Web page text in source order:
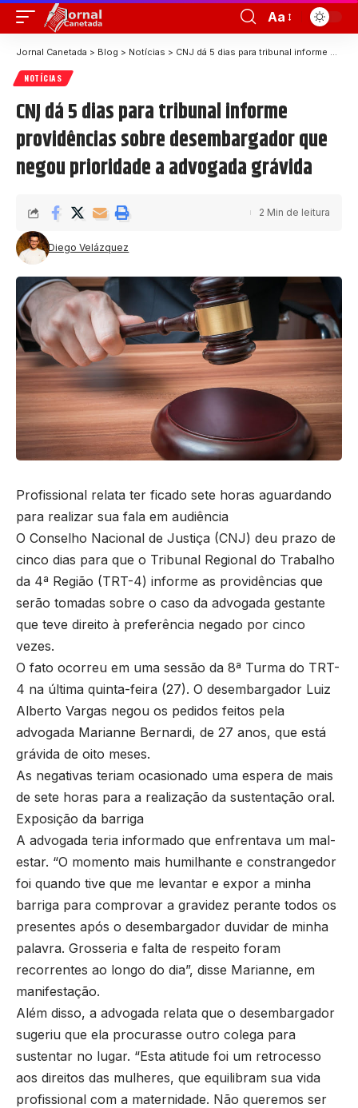
Aa
Jornal Canetada > Blog > Notícias > CNJ dá 5 dias para tribunal informe providências sobre desembargador que negou prioridade a advogada grávida
NOTÍCIAS
CNJ dá 5 dias para tribunal informe
providências sobre desembargador que
negou prioridade a advogada grávida
Diego Velázquez
2 Min de leitura
Profissional relata ter ficado sete horas aguardando
para realizar sua fala em audiência
O Conselho Nacional de Justiça (CNJ) deu prazo de
cinco dias para que o Tribunal Regional do Trabalho
da 4ª Região (TRT-4) informe as providências que
serão tomadas sobre o caso da advogada gestante
que teve direito à preferência negado por cinco
vezes.
O fato ocorreu em uma sessão da 8ª Turma do TRT-
4 na última quinta-feira (27). O desembargador Luiz
Alberto Vargas negou os pedidos feitos pela
advogada Marianne Bernardi, de 27 anos, que está
grávida de oito meses.
As negativas teriam ocasionado uma espera de mais
de sete horas para a realização da sustentação oral.
Exposição da barriga
A advogada teria informado que enfrentava um mal-
estar. “O momento mais humilhante e constrangedor
foi quando tive que me levantar e expor a minha
barriga para comprovar a gravidez perante todos os
presentes após o desembargador duvidar de minha
palavra. Grosseria e falta de respeito foram
recorrentes ao longo do dia”, disse Marianne, em
manifestação.
Além disso, a advogada relata que o desembargador
sugeriu que ela procurasse outro colega para
sustentar no lugar. “Esta atitude foi um retrocesso
aos direitos das mulheres, que equilibram sua vida
profissional com a maternidade. Não queremos ser